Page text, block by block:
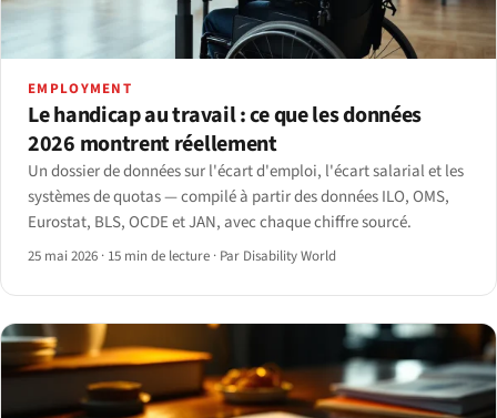
EMPLOYMENT
Le handicap au travail : ce que les données
2026 montrent réellement
Un dossier de données sur l'écart d'emploi, l'écart salarial et les
systèmes de quotas — compilé à partir des données ILO, OMS,
Eurostat, BLS, OCDE et JAN, avec chaque chiffre sourcé.
25 mai 2026 · 15 min de lecture · Par Disability World